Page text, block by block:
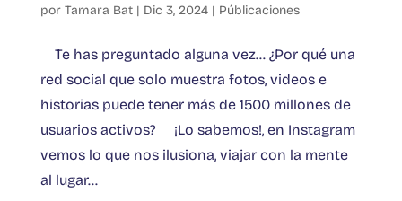
por Tamara Bat| Dic 3, 2024| Públicaciones
Te has preguntado alguna vez… ¿Por qué una
red social que solo muestra fotos, videos e
historias puede tener más de 1500 millones de
usuarios activos? ¡Lo sabemos!, en Instagram
vemos lo que nos ilusiona, viajar con la mente
al lugar...